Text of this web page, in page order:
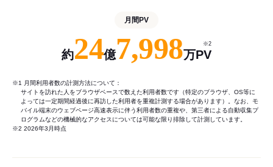
月間PV
約24億7,998万PV
※2
※1 月間利用者数の計測方法について：
サイトを訪れた人をブラウザベースで数えた利用者数です（特定のブラウザ、OS等に
よっては一定期間経過後に再訪した利用者を重複計測する場合があります）。なお、モ
バイル端末のウェブページ高速表示に伴う利用者数の重複や、第三者による自動収集プ
ログラムなどの機械的なアクセスについては可能な限り排除して計測しています。
※2 2026年3月時点